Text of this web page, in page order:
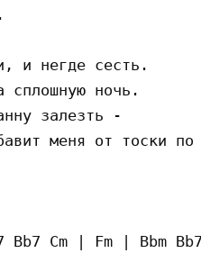
и негде сесть.
сплошную ночь.
залезть -
меня от тоски по
Bb7 Cm | Fm | Bbm Bb7